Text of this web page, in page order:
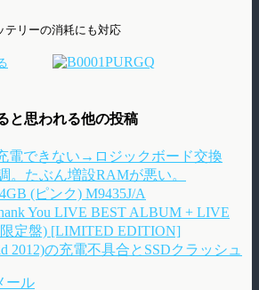
テリーの消耗にも対応
と思われる他の投稿
電できない→ロジックボード交換
。たぶん増設RAMが悪い。
(ピンク) M9435J/A
You LIVE BEST ALBUM + LIVE
定盤) [LIMITED EDITION]
2012)の充電不具合とSSDクラッシュ
ール